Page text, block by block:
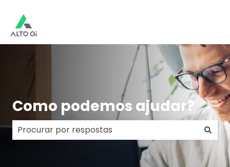
Como podemos ajudar?
Não há sugestões porque o campo de pesquisa